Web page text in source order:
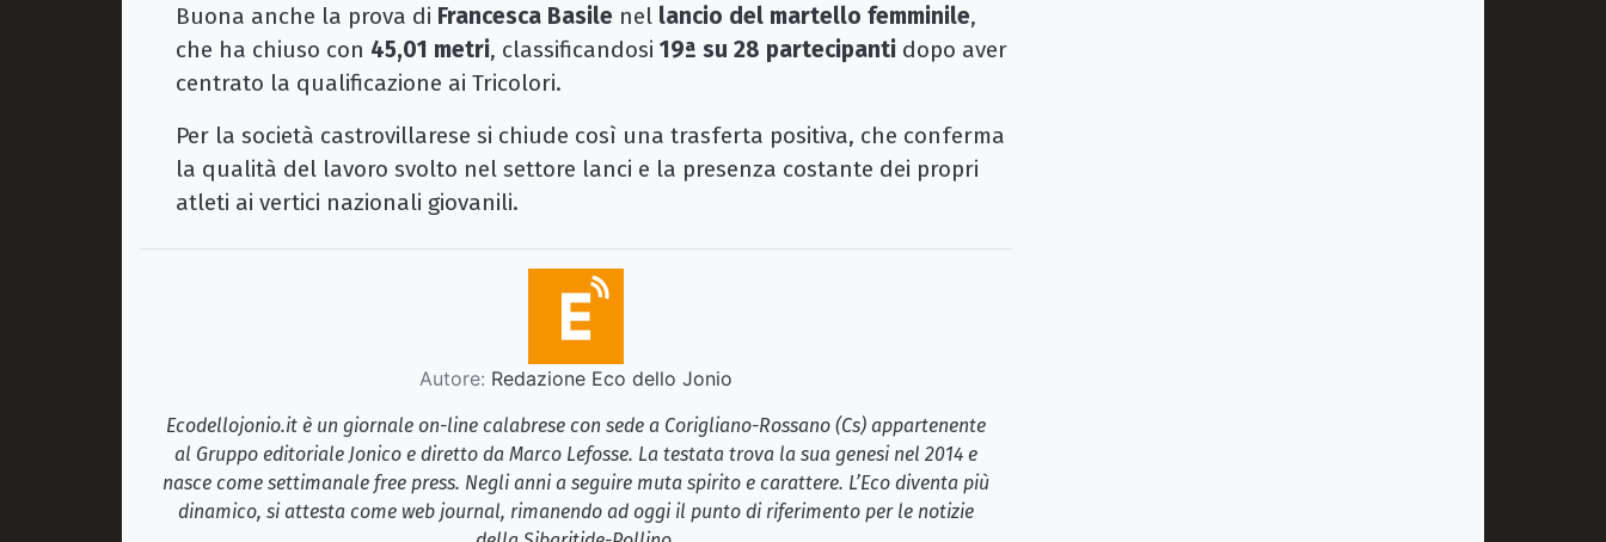
Buona anche la prova di Francesca Basile nel lancio del martello femminile,
che ha chiuso con 45,01 metri, classificandosi 19ª su 28 partecipanti dopo aver
centrato la qualificazione ai Tricolori.
Per la società castrovillarese si chiude così una trasferta positiva, che conferma
la qualità del lavoro svolto nel settore lanci e la presenza costante dei propri
atleti ai vertici nazionali giovanili.
Autore: Redazione Eco dello Jonio
Ecodellojonio.it è un giornale on-line calabrese con sede a Corigliano-Rossano (Cs) appartenente
al Gruppo editoriale Jonico e diretto da Marco Lefosse. La testata trova la sua genesi nel 2014 e
nasce come settimanale free press. Negli anni a seguire muta spirito e carattere. L’Eco diventa più
dinamico, si attesta come web journal, rimanendo ad oggi il punto di riferimento per le notizie